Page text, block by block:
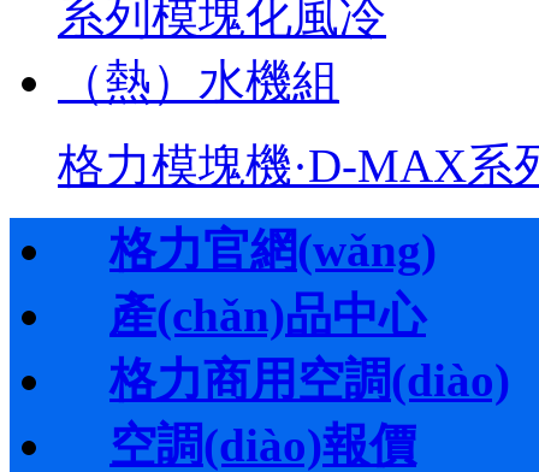
格力模塊機·D-MAX系
格力官網(wǎng)
產(chǎn)品中心
格力商用空調(diào)
空調(diào)報價